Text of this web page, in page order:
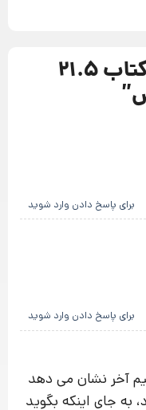
خلاصه کتاب 21.5
”
برای پاسخ دادن وارد شوید
برای پاسخ دادن وارد شوید
آخر نشان می دهد
به جای اینکه بگوید